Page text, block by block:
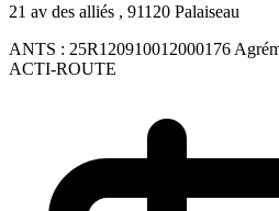
21 av des alliés , 91120 Palaiseau
ANTS : 25R120910012000176
ACTI-ROUTE